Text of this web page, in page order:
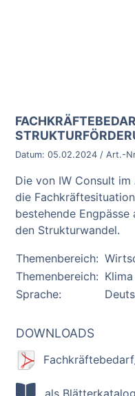
BROSCHÜRE:
Datum: 05.02.2024 / Art.-
Die von IW Consult
die
bestehende
den Strukturwandel.
Themenbereich:
Themenbereich:
Sprache:
DOWNLOADS